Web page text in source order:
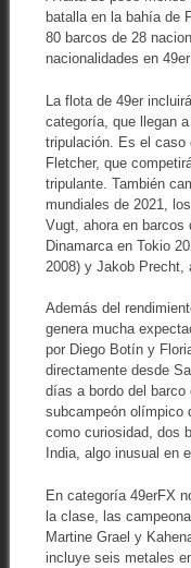
batalla en la bahía de
80 barcos de 28
nacionalidades en
La flota de 49er
categoría, que llegan
tripulación. Es el caso
Fletcher, que
tripulante. También
mundiales de 2021,
Vugt, ahora en barcos
Dinamarca en Tokio
2008) y Jakob Precht,
Además del
genera mucha
por Diego Botín y
directamente desde
días a bordo del barco
subcampeón olímpico
como curiosidad, dos
India, algo inusual en
En categoría 49erFX
la clase, las
Martine Grael y
incluye seis metales